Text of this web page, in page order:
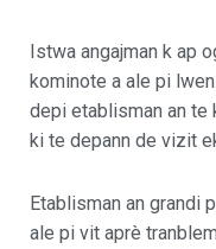
Istwa angajman k ap
kominote a ale pi
depi etablisman an te
ki te depann de vizit
Etablisman an grandi
ale pi vit aprè